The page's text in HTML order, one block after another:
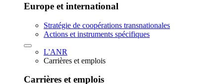
Europe et international
Stratégie de coopérations transnationales
Actions et instruments spécifiques
L'ANR
Carrières et emplois
Carrières et emplois